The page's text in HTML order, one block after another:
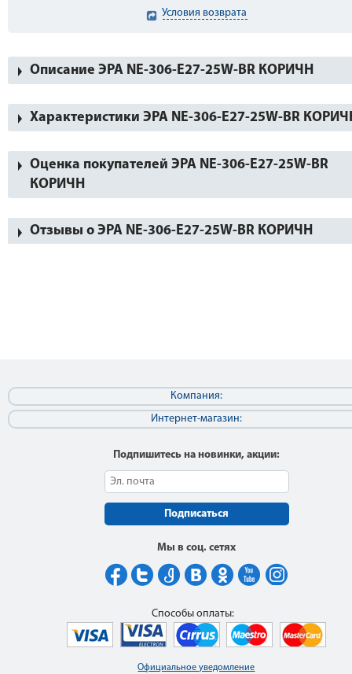
Условия возврата
Описание ЭРА NE-306-Е27-25W-BR КОРИЧН
Характеристики ЭРА NE-306-Е27-25W-BR
Оценка покупателей ЭРА NE-306-Е27-25W-BR
КОРИЧН
Отзывы о ЭРА NE-306-Е27-25W-BR КОРИЧН
Компания:
Интернет-магазин:
Подпишитесь на новинки, акции:
Подписаться
Мы в соц. сетях
Официальное уведомление
Способы оплаты: